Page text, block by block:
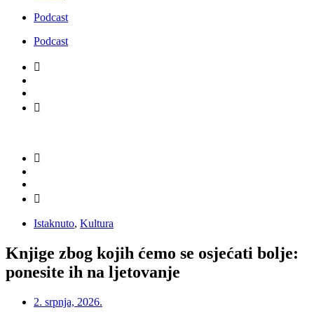
Podcast
Podcast
Istaknuto, Kultura
Knjige zbog kojih ćemo se osjećati bolje:
ponesite ih na ljetovanje
2. srpnja, 2026.